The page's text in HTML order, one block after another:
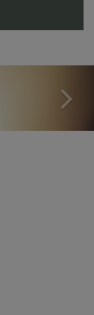
la
pour tenir